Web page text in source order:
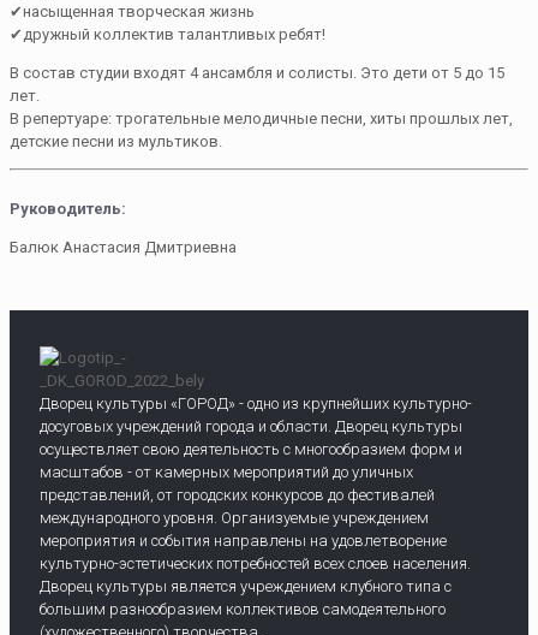
✔насыщенная творческая жизнь
✔дружный коллектив талантливых ребят!
В состав студии входят 4 ансамбля и солисты. Это дети от 5 до 15
лет.
В репертуаре: трогательные мелодичные песни, хиты прошлых лет,
детские песни из мультиков.
Руководитель:
Балюк Анастасия Дмитриевна
Дворец культуры «ГОРОД» - одно из крупнейших культурно-
досуговых учреждений города и области. Дворец культуры
осуществляет свою деятельность с многообразием форм и
масштабов - от камерных мероприятий до уличных
представлений, от городских конкурсов до фестивалей
международного уровня. Организуемые учреждением
мероприятия и события направлены на удовлетворение
культурно-эстетических потребностей всех слоев населения.
Дворец культуры является учреждением клубного типа с
большим разнообразием коллективов самодеятельного